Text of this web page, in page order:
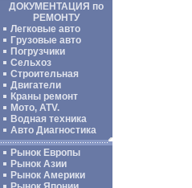
ДОКУМЕНТАЦИЯ по
РЕМОНТУ
Легковые авто
Грузовые авто
Погрузчики
Сельхоз
Строительная
Двигатели
Краны ремонт
Мото, ATV.
Водная техника
Авто Диагностика
Рынок Европы
Рынок Азии
Рынок Америки